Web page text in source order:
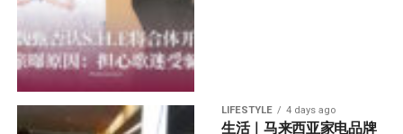
LIFESTYLE 4 days ago
生活｜马来西亚家电品牌